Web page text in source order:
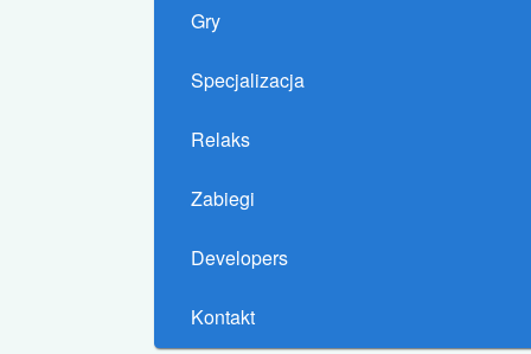
Gry
Specjalizacja
Relaks
Zabiegi
Developers
Kontakt